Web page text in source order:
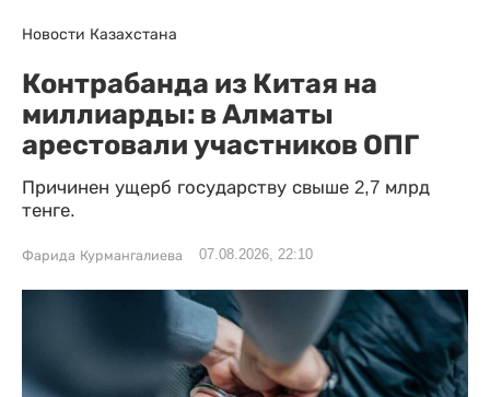
Новости Казахстана
Контрабанда из Китая на
миллиарды: в Алматы
арестовали участников ОПГ
Причинен ущерб государству свыше 2,7 млрд
тенге.
Фарида Курмангалиева 07.08.2026, 22:10